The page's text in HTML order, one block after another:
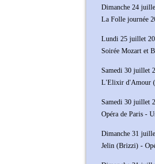
Dimanche 24
La Folle journée
Lundi 25 juillet
Soirée Mozart et
Samedi 30 juillet
L'Elixir d'Amour
Samedi 30 juillet
Opéra de Paris -
Dimanche 31
Jelin (Brizzi) -